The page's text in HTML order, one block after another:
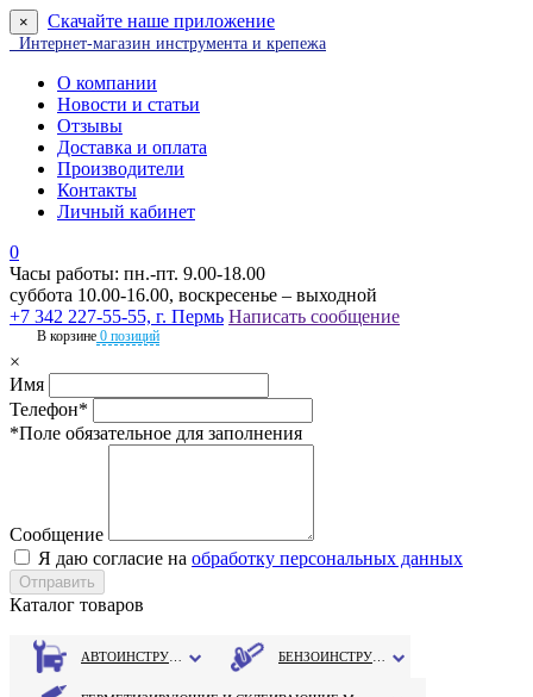
× Скачайте наше приложение
Интернет-магазин инструмента и крепежа
О компании
Новости и статьи
Отзывы
Доставка и оплата
Производители
Контакты
Личный кабинет
0
Часы работы: пн.-пт. 9.00-18.00
суббота 10.00-16.00, воскресенье – выходной
+7 342 227-55-55, г. Пермь Написать сообщение
В корзине 0 позиций
×
Имя
Телефон*
*Поле обязательное для заполнения
Сообщение
Я даю согласие на обработку персональных данных
Каталог товаров